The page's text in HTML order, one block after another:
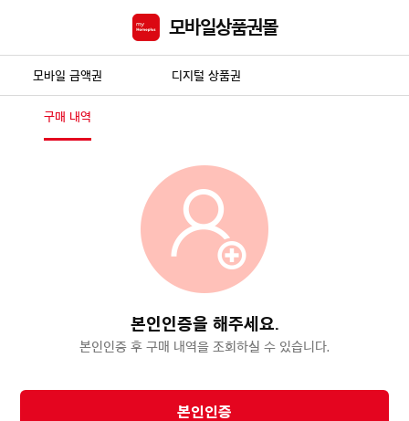
모바일상품권몰
모바일 금액권 디지털 상품권
구매 내역
본인인증을 해주세요.
본인인증 후 구매 내역을 조회하실 수 있습니다.
본인인증